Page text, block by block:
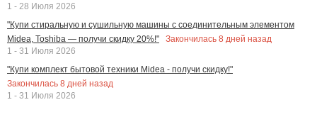
1 - 28 Июля 2026
"Купи стиральную и сушильную машины с соединительным элементом
Midea, Toshiba — получи скидку 20%!"
Закончилась 8 дней назад
1 - 31 Июля 2026
"Купи комплект бытовой техники Midea - получи скидку!"
Закончилась 8 дней назад
1 - 31 Июля 2026